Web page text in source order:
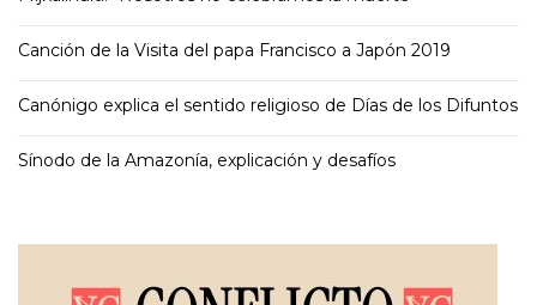
Canción de la Visita del papa Francisco a Japón 2019
Canónigo explica el sentido religioso de Días de los Difuntos
Sínodo de la Amazonía, explicación y desafíos